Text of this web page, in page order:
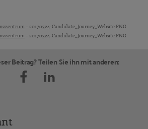
Hinweise
– 20170324-Candidate_Journey_Website.PNG
– 20170324-Candidate_Journey_Website.PNG
Beitrag? Teilen Sie ihn mit anderen: